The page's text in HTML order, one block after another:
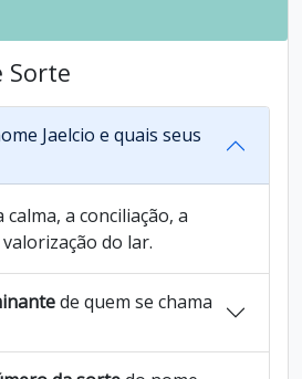
Sorte
Jaelcio e quais seus
a conciliação, a
do lar.
de quem se chama